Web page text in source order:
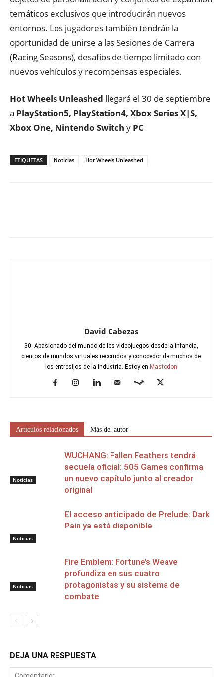
temáticos exclusivos que introducirán nuevos
entornos. Los jugadores también tendrán la
oportunidad de unirse a las Sesiones de Carrera
(Racing Seasons), desafíos de tiempo limitado con
nuevos vehículos y recompensas especiales.
HotWheels Unleashed llegará el 30 de septiembre
a PlayStation5, PlayStation4, Xbox Series X|S,
Xbox One, Nintendo Switch y PC
ETIQUETAS Noticias Hot Wheels Unleashed
David Cabezas
30. Apasionado del mundo de los videojuegos desde la infancia,
cientos de mundos virtuales recorridos y conocedor de muchos de
los entresijos de la industria. Estoy en Mastodon
Artículos relacionados Más del autor
Noticias
WUCHANG: Fallen Feathers tendrá
secuela oficial: 505 Games confirma
un nuevo capítulo junto al creador
original
Noticias
El acceso anticipado de Prelude: Dark
Pain ya está disponible
Noticias
Fire Emblem: Fortune’s Weave
profundiza en sus cuatro
protagonistas y su sistema de
combate
DEJA UNA RESPUESTA